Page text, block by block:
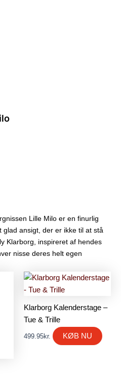
Lille Milo er en finurlig
ansigt, der er ikke til at stå
Klarborg, inspireret af hendes
nisse deres helt egen
Klarborg Kalenderstage –
Tue & Trille
499.95kr. KØB NU